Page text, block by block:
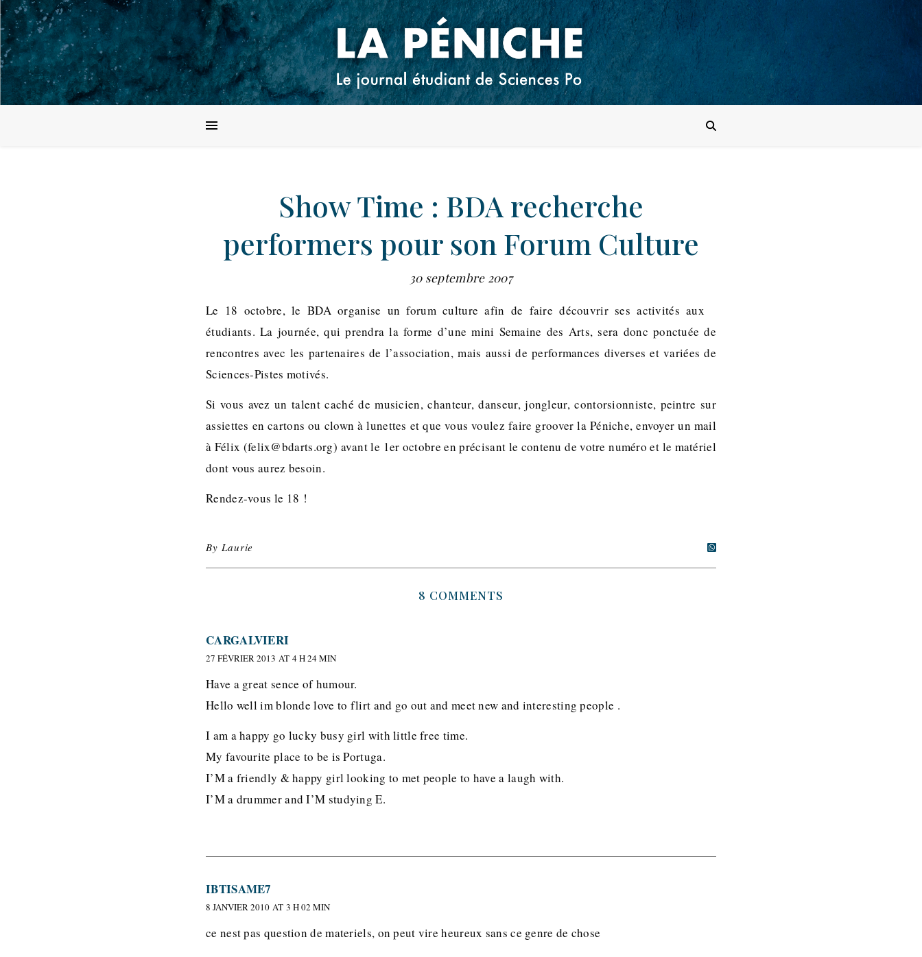
Show Time : BDA recherche
performers pour son Forum Culture
30 septembre 2007
Le 18 octobre, le BDA organise un forum culture afin de faire découvrir ses activités aux
étudiants. La journée, qui prendra la forme d’une mini Semaine des Arts, sera donc ponctuée de
rencontres avec les partenaires de l’association, mais aussi de performances diverses et variées de
Sciences-Pistes motivés.
Si vous avez un talent caché de musicien, chanteur, danseur, jongleur, contorsionniste, peintre sur
assiettes en cartons ou clown à lunettes et que vous voulez faire groover la Péniche, envoyer un mail
à Félix (felix@bdarts.org) avant le 1er octobre en précisant le contenu de votre numéro et le matériel
dont vous aurez besoin.
Rendez-vous le 18 !
ByLaurie
8 COMMENTS
CARGALVIERI
27 FÉVRIER 2013 AT 4 H 24 MIN
Have a great sence of humour.
Hello well im blonde love to flirt and go out and meet new and interesting people .
I am a happy go lucky busy girl with little free time.
My favourite place to be is Portuga.
I’M a friendly & happy girl looking to met people to have a laugh with.
I’M a drummer and I’M studying E.
IBTISAME7
8 JANVIER 2010 AT 3 H 02 MIN
ce nest pas question de materiels, on peut vire heureux sans ce genre de chose